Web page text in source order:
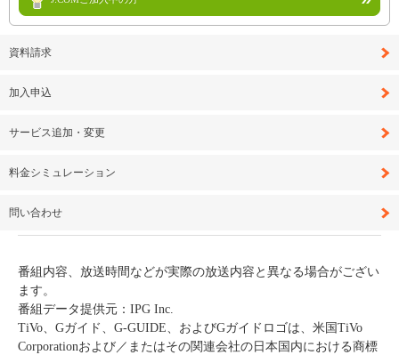
資料請求
加入申込
サービス追加・変更
料金シミュレーション
問い合わせ
番組内容、放送時間などが実際の放送内容と異なる場合がござい
ます。
番組データ提供元：IPG Inc.
TiVo、Gガイド、G-GUIDE、およびGガイドロゴは、米国TiVo
Corporationおよび／またはその関連会社の日本国内における商標